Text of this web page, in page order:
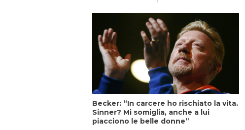
Becker: “In carcere ho rischiato la vita.
Sinner? Mi somiglia, anche a lui
piacciono le belle donne”